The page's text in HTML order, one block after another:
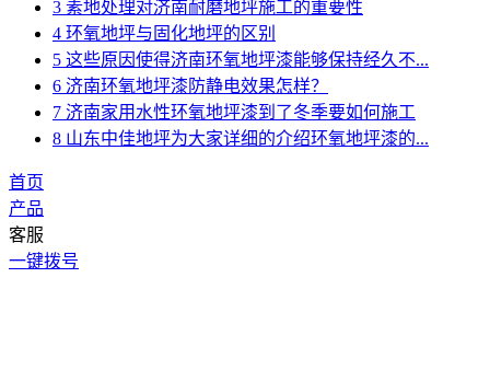
3 素地处理对济南耐磨地坪施工的重要性
4 环氧地坪与固化地坪的区别
5 这些原因使得济南环氧地坪漆能够保持经久不...
6 济南环氧地坪漆防静电效果怎样？
7 济南家用水性环氧地坪漆到了冬季要如何施工
8 山东中佳地坪为大家详细的介绍环氧地坪漆的...
首页
产品
客服
一键拨号